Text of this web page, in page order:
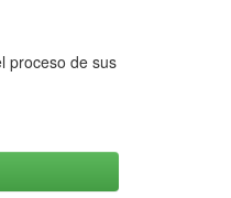
proceso de sus